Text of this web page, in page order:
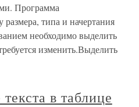
Программа
размера, типа и начертания
необходимо выделить
изменить.Выделить
в таблице